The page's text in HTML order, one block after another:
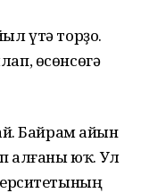
үтә торҙо.
өсөнсөгә
Байрам һайын
алғаны юҡ. Ул